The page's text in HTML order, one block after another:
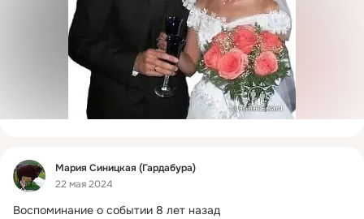
Фид
Мария Синицкая (Гардабура)
22 мая 2024
Воспоминание о событии 8 лет назад